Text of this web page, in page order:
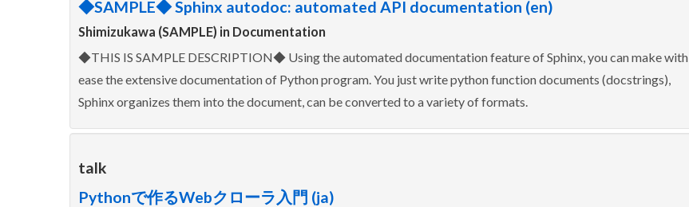
◆SAMPLE◆ Sphinx autodoc: automated API documentation (en)
Shimizukawa (SAMPLE) in Documentation
◆THIS IS SAMPLE DESCRIPTION◆ Using the automated documentation feature of Sphinx, you can make with
ease the extensive documentation of Python program. You just write python function documents (docstrings),
Sphinx organizes them into the document, can be converted to a variety of formats.
talk
Pythonで作るWebクローラ入門 (ja)